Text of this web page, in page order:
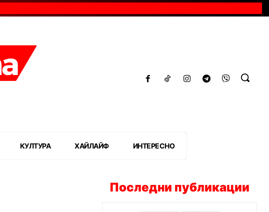
КУЛТУРА ХАЙЛАЙФ ИНТЕРЕСНО
Последни публикации